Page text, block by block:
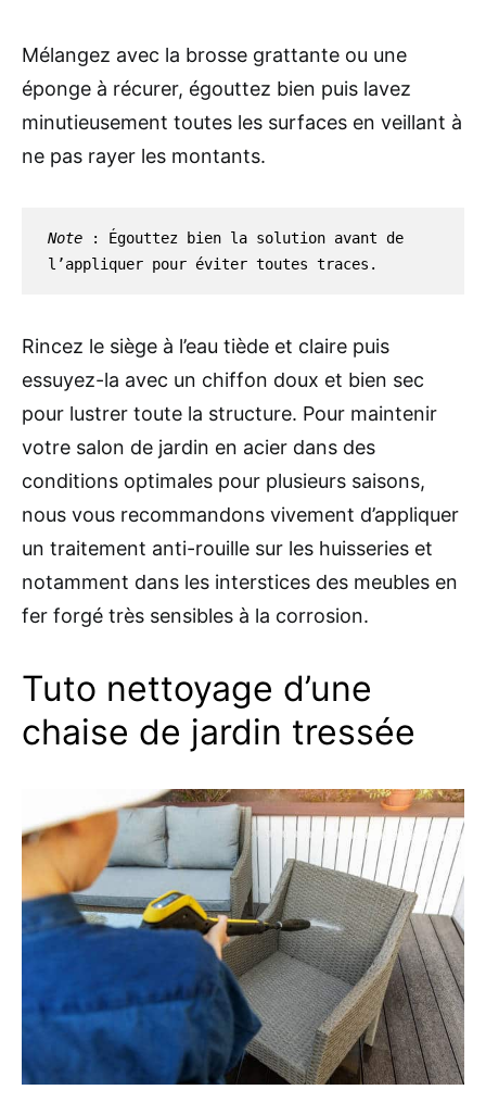
Mélangez avec la brosse grattante ou une
éponge à récurer, égouttez bien puis lavez
minutieusement toutes les surfaces en veillant à
ne pas rayer les montants.
Note : Égouttez bien la solution avant de
l’appliquer pour éviter toutes traces.
Rincez le siège à l’eau tiède et claire puis
essuyez-la avec un chiffon doux et bien sec
pour lustrer toute la structure. Pour maintenir
votre salon de jardin en acier dans des
conditions optimales pour plusieurs saisons,
nous vous recommandons vivement d’appliquer
un traitement anti-rouille sur les huisseries et
notamment dans les interstices des meubles en
fer forgé très sensibles à la corrosion.
Tuto nettoyage d’une
chaise de jardin tressée